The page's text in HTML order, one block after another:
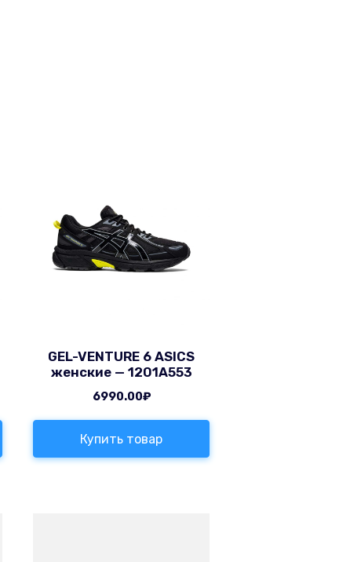
GEL-VENTURE 6 ASICS
женские — 1201A553
6990.00₽
Купить товар